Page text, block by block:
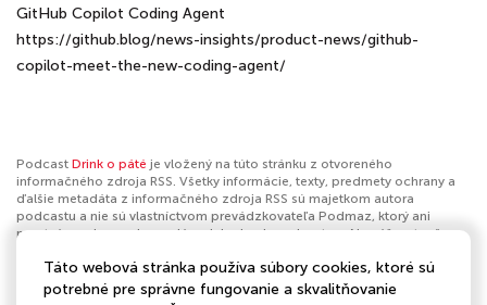
GitHub Copilot Coding Agent
https://github.blog/news-insights/product-news/github-
copilot-meet-the-new-coding-agent/
Podcast Drink o páté je vložený na túto stránku z otvoreného
informačného zdroja RSS. Všetky informácie, texty, predmety ochrany a
ďalšie metadáta z informačného zdroja RSS sú majetkom autora
podcastu a nie sú vlastníctvom prevádzkovateľa Podmaz, ktorý ani
nevytvára ani nezodpovedá za ich obsah podcastov. Ak máš za to, že
nahlásiť obsah. Ak je toto tvoj podcast a chceš získať kontrolu nad týmto
profilomklikni sem.
Táto webová stránka používa súbory cookies, ktoré sú
potrebné pre správne fungovanie a skvalitňovanie